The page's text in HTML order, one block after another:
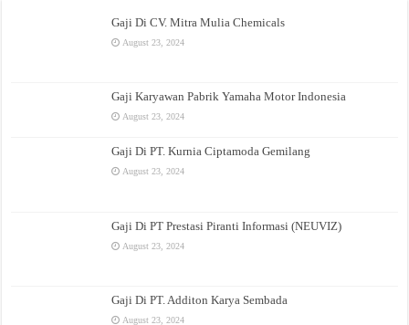
Gaji Di CV. Mitra Mulia Chemicals
August 23, 2024
Gaji Karyawan Pabrik Yamaha Motor Indonesia
August 23, 2024
Gaji Di PT. Kurnia Ciptamoda Gemilang
August 23, 2024
Gaji Di PT Prestasi Piranti Informasi (NEUVIZ)
August 23, 2024
Gaji Di PT. Additon Karya Sembada
August 23, 2024